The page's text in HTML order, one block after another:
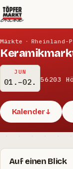
Märkte · Rheinland-
JUN
01.–02. 56203
Kalender ↓
Auf einen Blick